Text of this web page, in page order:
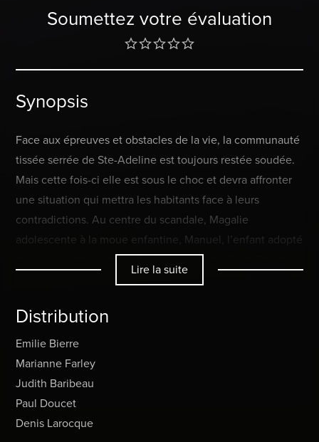
Soumettez votre évaluation
Synopsis
Face aux épreuves et obstacles de la vie, la communauté
tissée serrée de Ste-Adeline est toujours restée soudée.
Mais cette fois-ci elle est sous le choc et devra affronter
une situation qui mettra les habitants face à leurs
contradictions. Au centre du scandale, Magalie
adolescente à la moue enfantine, Manuel, l’enfant adopté
du maire emblématique du village et Isabelle et Chantale,
et les couches d’un vernis social soigneusement
entretenu finissent par craquer, laissant poindre la
véritable nature des habitants de cette petite ville
paisible.
Lire la suite
Distribution
Emilie Bierre
Marianne Farley
Judith Baribeau
Paul Doucet
Denis Larocque